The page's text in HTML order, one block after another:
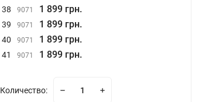
38 9071 1 899 грн.
39 9071 1 899 грн.
40 9071 1 899 грн.
41 9071 1 899 грн.
Количество: